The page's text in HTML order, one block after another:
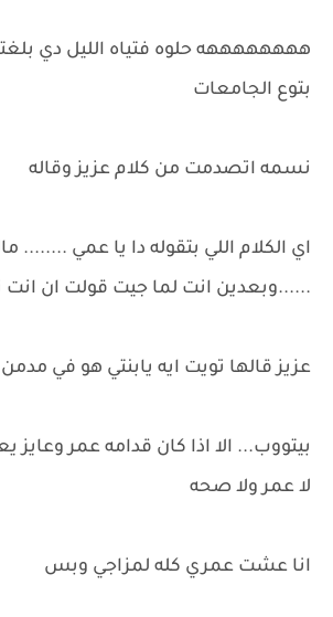
ههههههههه حلوه فتياه الليل دي
بتوع الجامعات
نسمه اتصدمت من كلام عزيز وقاله
اي الكلام اللي بتقوله دا يا عمي ........
......وبعدين انت لما جيت قولت ان
عزيز قالها تويت ايه يابنتي هو في مدمن
بيتووب... الا اذا كان قدامه عمر وعايز
لا عمر ولا صحه
انا عشت عمري كله لمزاجي وبس